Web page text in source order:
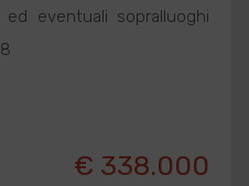
eventuali sopralluoghi
€ 338.000